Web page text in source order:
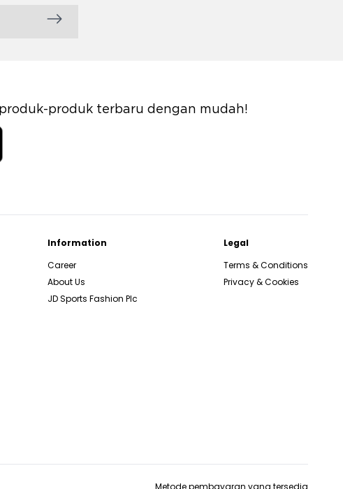
produk terbaru dengan mudah!
Information
Career
About Us
JD Sports Fashion Plc
Legal
Terms & Conditions
Privacy & Cookies
Metode pembayaran yang tersedia